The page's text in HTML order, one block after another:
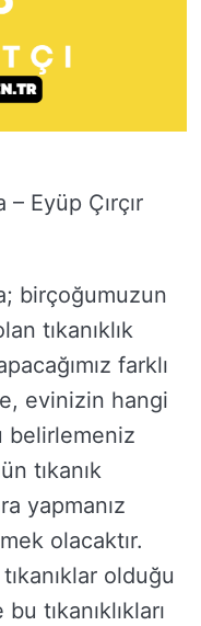
– Eyüp Çırçır
birçoğumuzun
tıkanıklık
farklı
evinizin hangi
belirlemeniz
tıkanık
yapmanız
olacaktır.
olduğu
tıkanıklıkları